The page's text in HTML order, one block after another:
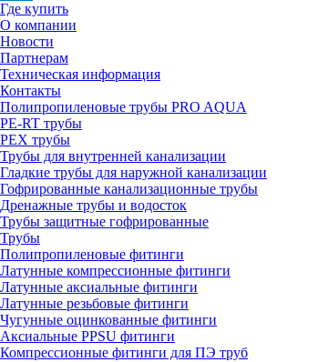
Где купить
О компании
Новости
Партнерам
Техническая информация
Контакты
Полипропиленовые трубы PRO AQUA
PE-RT трубы
PEX трубы
Трубы для внутренней канализации
Гладкие трубы для наружной канализации
Гофрированные канализационные трубы
Дренажные трубы и водосток
Трубы защитные гофрированные
Трубы
Полипропиленовые фитинги
Латунные компрессионные фитинги
Латунные аксиальные фитинги
Латунные резьбовые фитинги
Чугунные оцинкованные фитинги
Аксиальные PPSU фитинги
Компрессионные фитинги для ПЭ труб